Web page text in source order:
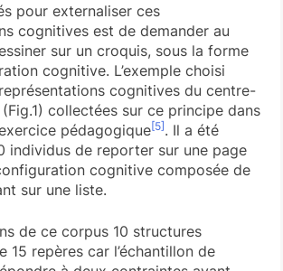
pour externaliser ces
cognitives est de demander au
sur un croquis, sous la forme
cognitive. L’exemple choisi
cognitives du centre-
(Fig.1) collectées sur ce principe dans
pédagogique[5]. Il a été
individus de reporter sur une page
cognitive composée de
sur une liste.
de ce corpus 10 structures
15 repères car l’échantillon de